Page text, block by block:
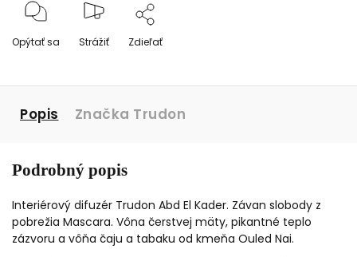
Opýtať sa Strážiť Zdieľať
Popis Značka Trudon
Podrobný popis
Interiérový difuzér Trudon Abd El Kader. Závan slobody z
pobrežia Mascara. Vôna čerstvej mäty, pikantné teplo
zázvoru a vôňa čaju a tabaku od kmeňa Ouled Nai.